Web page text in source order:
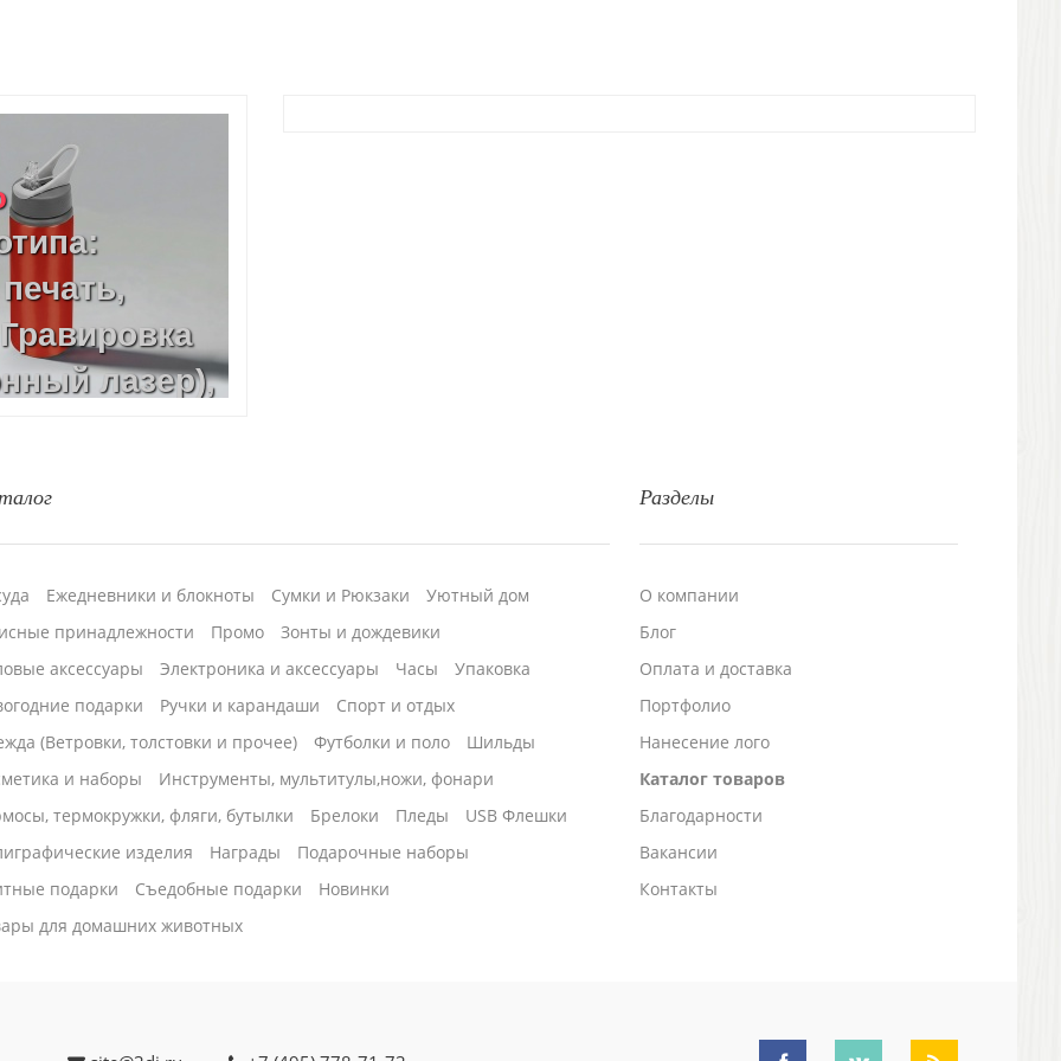
лазер),
Разделы
О компании
Блог
Оплата и доставка
Портфолио
Нанесение лого
Каталог товаров
Благодарности
Вакансии
Контакты
Ежедневники и блокноты Сумки и Рюкзаки
Уютный дом
принадлежности
Промо
Зонты и дождевики
аксессуары
Электроника и аксессуары Часы
Упаковка
подарки
Ручки и карандаши
Спорт и отдых
(Ветровки, толстовки и прочее)
Футболки и поло
Шильды
и наборы
Инструменты, мультитулы,ножи, фонари
термокружки, фляги, бутылки
Брелоки Пледы
USB Флешки
изделия
Награды
Подарочные наборы
подарки
Cъедобные подарки
Новинки
для домашних животных